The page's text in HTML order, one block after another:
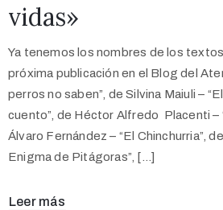
vidas»
Ya tenemos los nombres de los
próxima publicación en el Blog del
perros no saben”, de Silvina Maiuli –
cuento”, de Héctor Alfredo Placenti –
Álvaro Fernández – “El Chinchurria”,
Enigma de Pitágoras”, […]
Leer más